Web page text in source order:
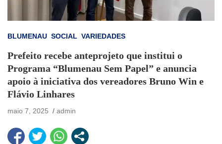
BLUMENAU SOCIAL VARIEDADES
Prefeito recebe anteprojeto que institui o
Programa “Blumenau Sem Papel” e anuncia
apoio à iniciativa dos vereadores Bruno Win e
Flávio Linhares
maio 7, 2025 admin